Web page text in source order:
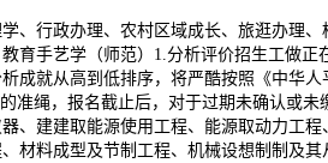
行政办理、农村区域成长、旅逛办理、
手艺学（师范）1.分析评价招生工做正
就从高到低排序，将严酷按照《中华
绳，报名截止后，对于过期未确认或
、建建取能源使用工程、能源取动力工
材料成型及节制工程、机械设想制制及